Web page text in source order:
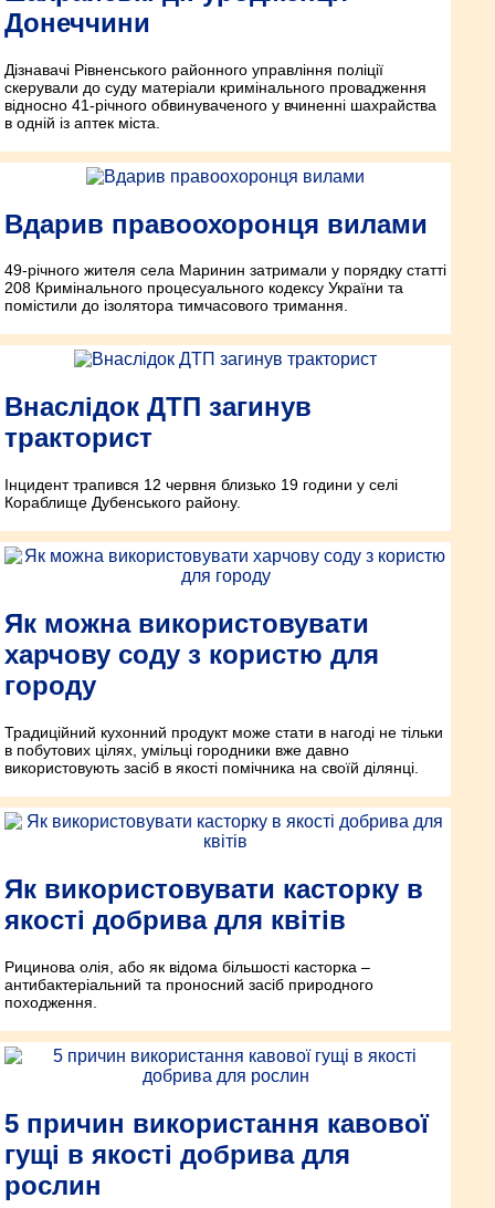
Донеччини
Дізнавачі Рівненського районного управління поліції
скерували до суду матеріали кримінального провадження
відносно 41-річного обвинуваченого у вчиненні шахрайства
в одній із аптек міста.
Вдарив правоохоронця вилами
49-річного жителя села Маринин затримали у порядку статті
208 Кримінального процесуального кодексу України та
помістили до ізолятора тимчасового тримання.
Внаслідок ДТП загинув
тракторист
Інцидент трапився 12 червня близько 19 години у селі
Кораблище Дубенського району.
Як можна використовувати
харчову соду з користю для
городу
Традиційний кухонний продукт може стати в нагоді не тільки
в побутових цілях, умільці городники вже давно
використовують засіб в якості помічника на своїй ділянці.
Як використовувати касторку в
якості добрива для квітів
Рицинова олія, або як відома більшості касторка –
антибактеріальний та проносний засіб природного
походження.
5 причин використання кавової
гущі в якості добрива для
рослин